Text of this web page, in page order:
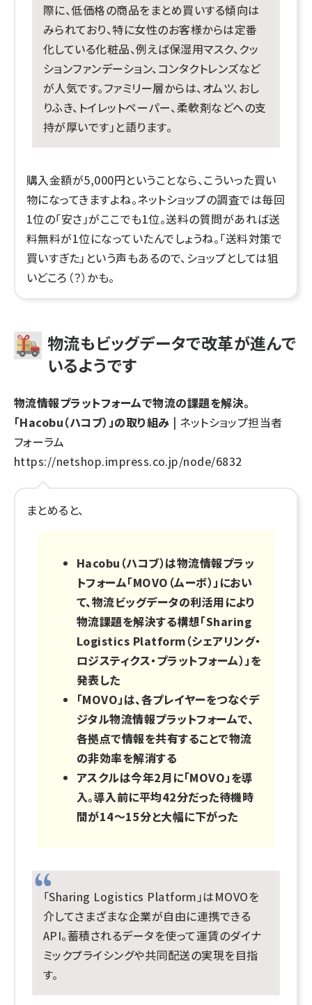
際に、低価格の商品をまとめ買いする傾向は
みられており、特に女性のお客様からは定番
化している化粧品、例えば保湿用マスク、クッ
ションファンデーション、コンタクトレンズなど
が人気です。ファミリー層からは、オムツ、おし
りふき、トイレットペーパー、柔軟剤などへの支
持が厚いです」と語ります。
購入金額が5,000円ということなら、こういった買い
物になってきますよね。ネットショップの調査では毎回
1位の「安さ」がここでも1位。送料の質問があれば送
料無料が1位になっていたんでしょうね。「送料対策で
買いすぎた」という声もあるので、ショップとしては狙
いどころ（？）かも。
物流もビッグデータで改革が進んで
いるようです
物流情報プラットフォームで物流の課題を解決。
「Hacobu（ハコブ）」の取り組み | ネットショップ担当者
フォーラム
https://netshop.impress.co.jp/node/6832
まとめると、
Hacobu（ハコブ）は物流情報プラッ
トフォーム「MOVO（ムーボ）」におい
て、物流ビッグデータの利活用により
物流課題を解決する構想「Sharing
Logistics Platform（シェアリング・
ロジスティクス・プラットフォーム）」を
発表した
「MOVO」は、各プレイヤーをつなぐデ
ジタル物流情報プラットフォームで、
各拠点で情報を共有することで物流
の非効率を解消する
アスクルは今年2月に「MOVO」を導
入。導入前に平均42分だった待機時
間が14～15分と大幅に下がった
「Sharing Logistics Platform」はMOVOを
介してさまざまな企業が自由に連携できる
API。蓄積されるデータを使って運賃のダイナ
ミックプライシングや共同配送の実現を目指
す。